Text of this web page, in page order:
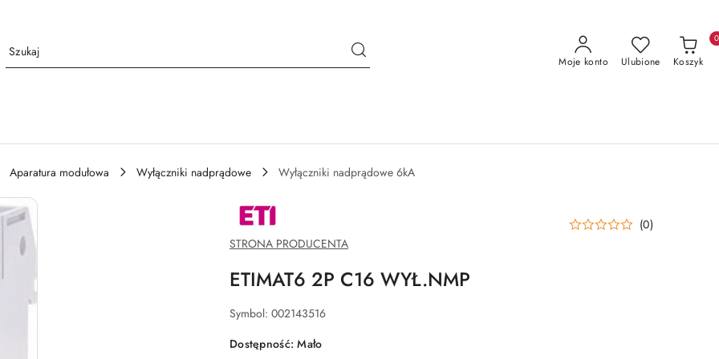
Moje konto Ulubione Koszyk
0
Aparatura modułowa Wyłączniki nadprądowe Wyłączniki nadprądowe 6kA
NAZWA
PRODUCENTA:
ETI
POLAM
SP.Z
STRONA PRODUCENTA
(0)
ETIMAT6 2P C16 WYŁ.NMP
Symbol: 002143516
Dostępność:Mało